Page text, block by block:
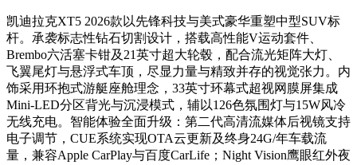
凯迪拉克XT5 2026款以先锋科技与美式豪华重塑中型SUV标
杆。承袭标志性钻石切割设计，搭载高性能V运动套件、
Brembo六活塞卡钳及21英寸超大轮毂，配合流光矩阵大灯、
飞翼尾灯与悬浮式车顶，尽显力量与精致并存的视觉张力。内
饰采用环抱式游艇座舱理念，33英寸环幕式超视网膜屏集成
Mini-LED分区背光与沉浸模式，辅以126色氛围灯与15W风冷
无线充电。智能体验全面升级：第二代高清流媒体后视镜支持
电子调节，CUE系统实现OTA云更新及终身24G/年车载流
量，兼容Apple CarPlay与百度CarLife；Night Vision鹰眼红外夜